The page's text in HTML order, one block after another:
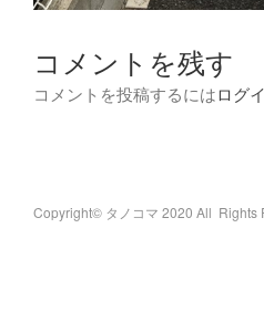
コメントを残す
コメントを投稿するにはログ
Copyright© タノコマ 2020 All Rights